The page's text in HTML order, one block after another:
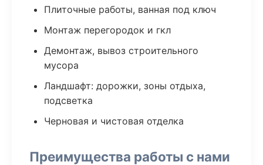
Плиточные работы, ванная под ключ
Монтаж перегородок и гкл
Демонтаж, вывоз строительного
мусора
Ландшафт: дорожки, зоны отдыха,
подсветка
Черновая и чистовая отделка
Преимущества работы с нами